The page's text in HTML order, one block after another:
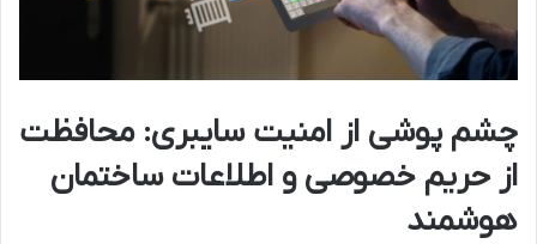
چشم پوشی از امنیت سایبری: محافظت
از حریم خصوصی و اطلاعات ساختمان
هوشمند